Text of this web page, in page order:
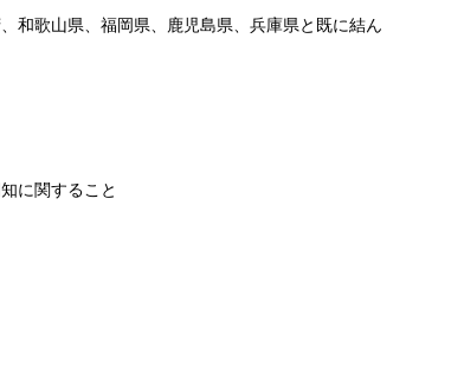
和歌山県、福岡県、鹿児島県、兵庫県と既に結ん
に関すること